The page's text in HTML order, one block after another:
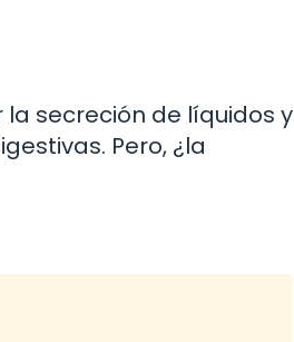
secreción de líquidos y
Pero, ¿la